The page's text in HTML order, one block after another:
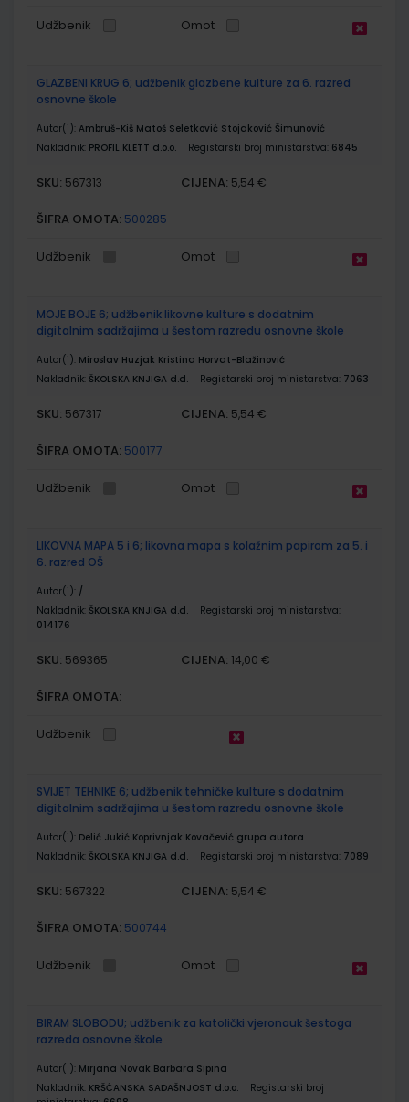
Udžbenik Omot
GLAZBENI KRUG 6; udžbenik glazbene kulture za 6. razred
osnovne škole
Autor(i): Ambruš-Kiš Matoš Seletković Stojaković Šimunović
Nakladnik: PROFIL KLETT d.o.o. Registarski broj ministarstva: 6845
SKU: 567313 CIJENA: 5,54 €
ŠIFRA OMOTA: 500285
Udžbenik Omot
MOJE BOJE 6; udžbenik likovne kulture s dodatnim
digitalnim sadržajima u šestom razredu osnovne škole
Autor(i): Miroslav Huzjak Kristina Horvat-Blažinović
Nakladnik: ŠKOLSKA KNJIGA d.d. Registarski broj ministarstva: 7063
SKU: 567317 CIJENA: 5,54 €
ŠIFRA OMOTA: 500177
Udžbenik Omot
LIKOVNA MAPA 5 i 6; likovna mapa s kolažnim papirom za 5. i
6. razred OŠ
Autor(i): /
Nakladnik: ŠKOLSKA KNJIGA d.d.
Registarski broj ministarstva:
014176
SKU: 569365 CIJENA: 14,00 €
ŠIFRA OMOTA:
Udžbenik
SVIJET TEHNIKE 6; udžbenik tehničke kulture s dodatnim
digitalnim sadržajima u šestom razredu osnovne škole
Autor(i): Delić Jukić Koprivnjak Kovačević grupa autora
Nakladnik: ŠKOLSKA KNJIGA d.d. Registarski broj ministarstva: 7089
SKU: 567322 CIJENA: 5,54 €
ŠIFRA OMOTA: 500744
Udžbenik Omot
BIRAM SLOBODU; udžbenik za katolički vjeronauk šestoga
razreda osnovne škole
Autor(i): Mirjana Novak Barbara Sipina
Nakladnik: KRŠĆANSKA SADAŠNJOST d.o.o.
Registarski broj